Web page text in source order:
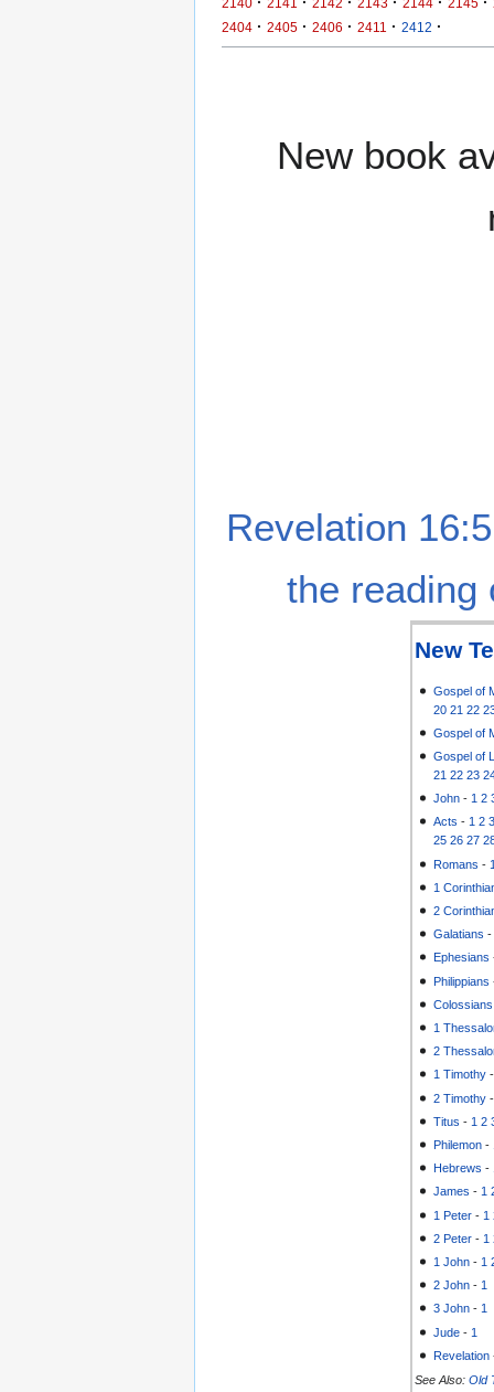
2404 · 2405 · 2406 · 2411 · 2412 ·
New book
Revelation
the reading
New
Gospel of
20 21 22
Gospel of
Gospel of
21 22 23
John - 1 2
Acts -1 2
25 26 27
Romans -
1
2
Galatians
Ephesians
Philippians
Colossians
1
2
1 Timothy
2 Timothy
Titus - 1 2
Philemon -
Hebrews -
James -1
1 Peter - 1
2 Peter - 1
1 John - 1
2 John - 1
3 John -1
Jude - 1
Revelation
See Also: Old